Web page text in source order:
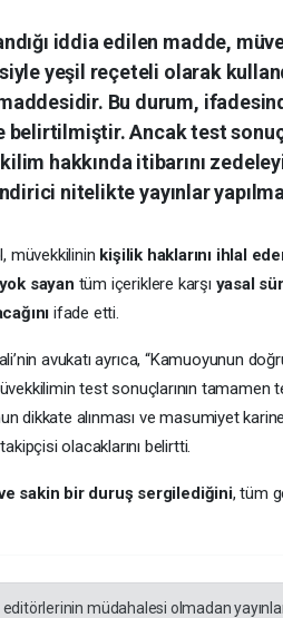
iddia edilen madde,
yeşil reçeteli olarak
Bu durum,
belirtilmiştir. Ancak test
hakkında itibarını
nitelikte yayınlar
müvekkilinin kişilik haklarını ihlal
sayan tüm içeriklere karşı yasal
ifade etti.
avukatı ayrıca, “Kamuoyunun
test sonuçlarının tamamen
dikkate alınması ve masumiyet
olacaklarını belirtti.
sakin bir duruş sergilediğini, tüm
müdahalesi olmadan